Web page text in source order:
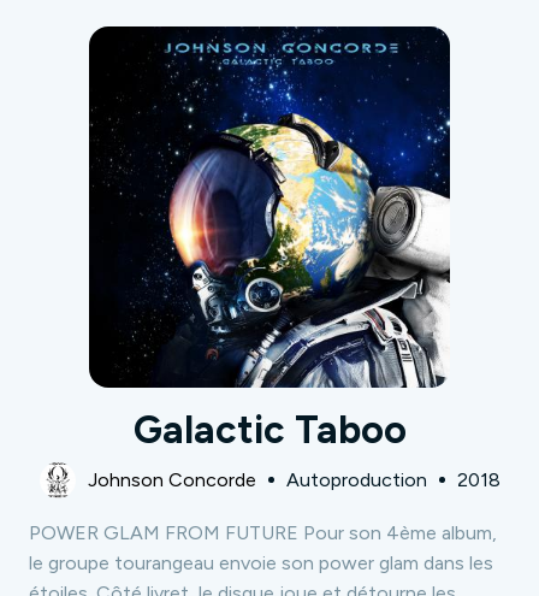
Galactic Taboo
Johnson Concorde Autoproduction 2018
POWER GLAM FROM FUTURE Pour son 4ème album,
le groupe tourangeau envoie son power glam dans les